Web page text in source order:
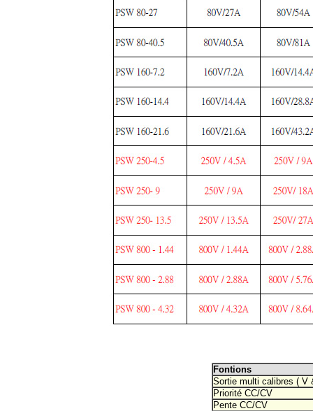
Fontions
Sortie multi calibres ( V
Priorité CC/CV
Pente CC/CV